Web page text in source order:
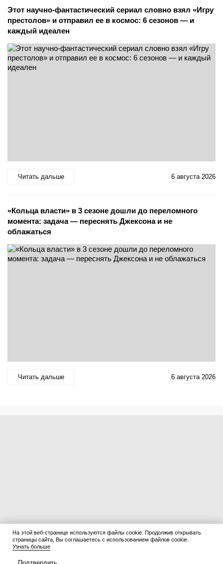
Этот научно-фантастический сериал словно взял «Игру
престолов» и отправил ее в космос: 6 сезонов — и
каждый идеален
Читать дальше 6 августа 2026
«Кольца власти» в 3 сезоне дошли до переломного
момента: задача — переснять Джексона и не
облажаться
Читать дальше 6 августа 2026
На этой веб-странице используются файлы cookie. Продолжив открывать
страницы сайта, Вы соглашаетесь с использованием файлов cookie.
Узнать больше
Подтвердить